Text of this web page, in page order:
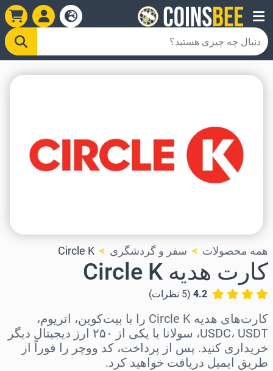
همه محصولات سفر و گردشگری Circle K
کارت هدیه Circle K
4.2
(
5 نظرات)
کارت‌های هدیه Circle K را با بیت‌کوین، اتریوم،
USDC، USDT، سولانا یا یکی از ۲۵۰ ارز دیجیتال دیگر
خریداری کنید. پس از پرداخت، کد ووچر را فوراً از
طریق ایمیل دریافت خواهید کرد.